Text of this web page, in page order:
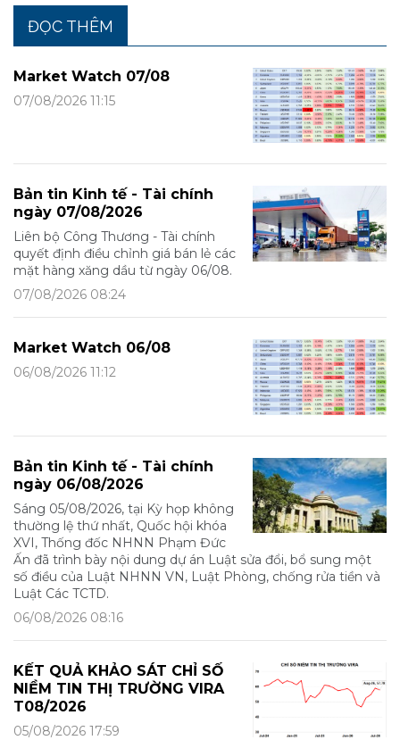
ĐỌC THÊM
Market Watch 07/08
07/08/2026 11:15
Bản tin Kinh tế - Tài chính
ngày 07/08/2026
Liên bộ Công Thương - Tài chính
quyết định điều chỉnh giá bán lẻ các
mặt hàng xăng dầu từ ngày 06/08.
07/08/2026 08:24
Market Watch 06/08
06/08/2026 11:12
Bản tin Kinh tế - Tài chính
ngày 06/08/2026
Sáng 05/08/2026, tại Kỳ họp không
thường lệ thứ nhất, Quốc hội khóa
XVI, Thống đốc NHNN Phạm Đức
Ấn đã trình bày nội dung dự án Luật sửa đổi, bổ sung một
số điều của Luật NHNN VN, Luật Phòng, chống rửa tiền và
Luật Các TCTD.
06/08/2026 08:16
KẾT QUẢ KHẢO SÁT CHỈ SỐ
NIỀM TIN THỊ TRƯỜNG VIRA
T08/2026
05/08/2026 17:59